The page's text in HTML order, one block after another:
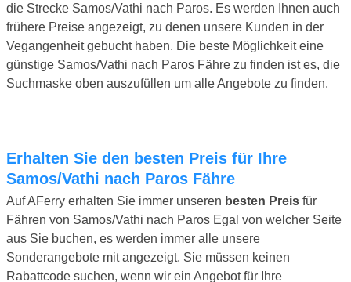
die Strecke Samos/Vathi nach Paros. Es werden Ihnen auch
frühere Preise angezeigt, zu denen unsere Kunden in der
Vegangenheit gebucht haben. Die beste Möglichkeit eine
günstige Samos/Vathi nach Paros Fähre zu finden ist es, die
Suchmaske oben auszufüllen um alle Angebote zu finden.
Erhalten Sie den besten Preis für Ihre
Samos/Vathi nach Paros Fähre
Auf AFerry erhalten Sie immer unseren besten Preis für
Fähren von Samos/Vathi nach Paros Egal von welcher Seite
aus Sie buchen, es werden immer alle unsere
Sonderangebote mit angezeigt. Sie müssen keinen
Rabattcode suchen, wenn wir ein Angebot für Ihre